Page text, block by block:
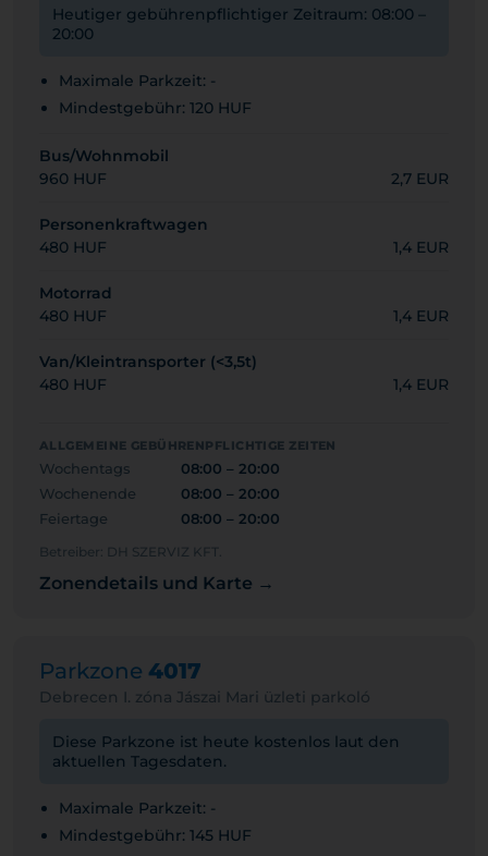
Heutiger gebührenpflichtiger Zeitraum: 08:00 –
20:00
Maximale Parkzeit: -
Mindestgebühr: 120 HUF
Bus/Wohnmobil
960 HUF
2,7 EUR
Personenkraftwagen
480 HUF
1,4 EUR
Motorrad
480 HUF
1,4 EUR
Van/Kleintransporter (<3,5t)
480 HUF
1,4 EUR
ALLGEMEINE GEBÜHRENPFLICHTIGE ZEITEN
Wochentags
08:00 – 20:00
Wochenende
08:00 – 20:00
Feiertage
08:00 – 20:00
Betreiber: DH SZERVIZ KFT.
Zonendetails und Karte →
Parkzone 4017
Debrecen I. zóna Jászai Mari üzleti parkoló
Diese Parkzone ist heute kostenlos laut den
aktuellen Tagesdaten.
Maximale Parkzeit: -
Mindestgebühr: 145 HUF